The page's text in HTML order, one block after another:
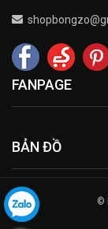
FANPAGE
BẢN ĐỒ
©